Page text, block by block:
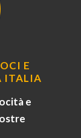
E
ITALIA
e